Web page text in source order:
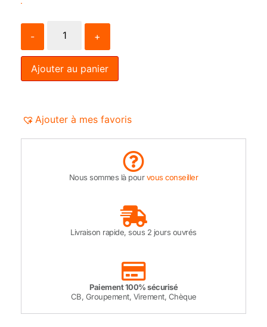
- +
Ajouter au panier
Ajouter à mes favoris
Nous sommes là pourvous conseiller
Livraison rapide, sous 2 jours ouvrés
Paiement 100% sécurisé
CB, Groupement, Virement, Chèque